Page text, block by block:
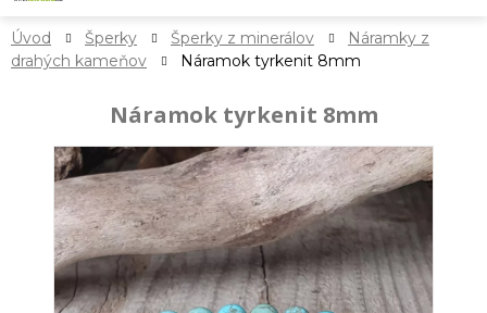
Úvod Šperky Šperky z minerálov
Náramky z
drahých kameňov
Náramok tyrkenit 8mm
Náramok tyrkenit 8mm